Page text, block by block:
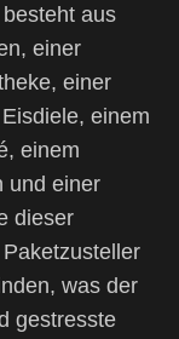
aus
einer
einer
einem
einem
und einer
dieser
was der
gestresste